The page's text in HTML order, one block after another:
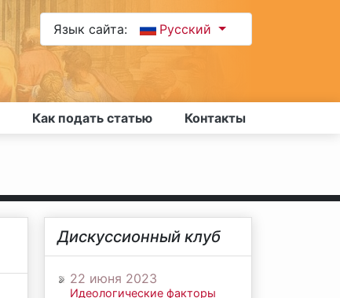
Язык сайта: Русский
Как подать статью Контакты
Дискуссионный клуб
22 июня 2023
Идеологические факторы